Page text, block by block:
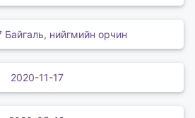
Байгаль, нийгмийн орчин
2020-11-17